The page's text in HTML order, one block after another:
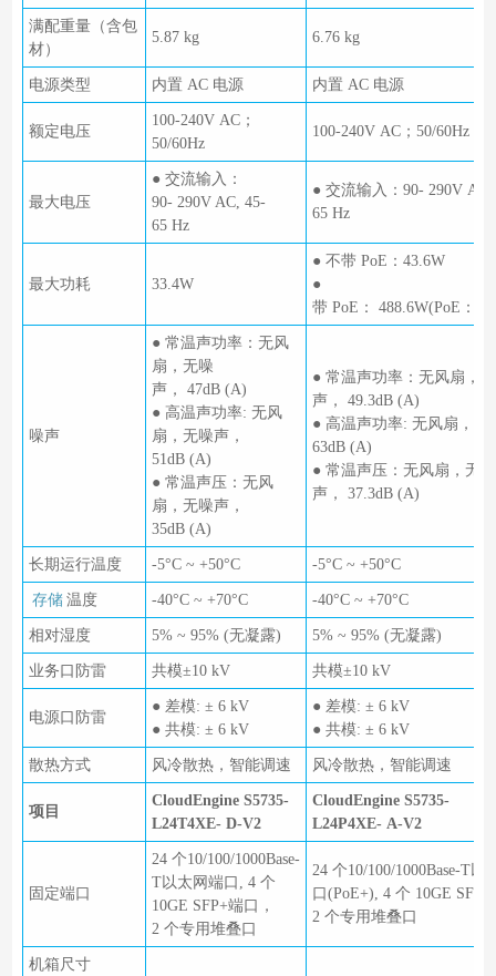
满配重量（含包
材）
5.87 kg 6.76 kg
电源类型 内置 AC 电源 内置 AC 电源
额定电压
100-240V AC；
50/60Hz
100-240V AC；50/60Hz
最大电压
● 交流输入：
90- 290V AC, 45-
65 Hz
● 交流输入：90- 290V AC,
65 Hz
最大功耗 33.4W
● 不带 PoE：43.6W
●
带 PoE： 488.6W(PoE：
噪声
● 常温声功率：无风
扇，无噪
声， 47dB (A)
● 高温声功率: 无风
扇，无噪声，
51dB (A)
● 常温声压：无风
扇，无噪声，
35dB (A)
● 常温声功率：无风扇，
声， 49.3dB (A)
● 高温声功率: 无风扇，无
63dB (A)
● 常温声压：无风扇，无噪
声， 37.3dB (A)
长期运行温度 -5°C ~ +50°C -5°C ~ +50°C
存储 温度 -40°C ~ +70°C -40°C ~ +70°C
相对湿度 5% ~ 95% (无凝露) 5% ~ 95% (无凝露)
业务口防雷 共模±10 kV 共模±10 kV
电源口防雷
● 差模: ± 6 kV
● 共模: ± 6 kV
● 差模: ± 6 kV
● 共模: ± 6 kV
散热方式 风冷散热，智能调速 风冷散热，智能调速
项目
CloudEngine S5735-
L24T4XE- D-V2
CloudEngine S5735-
L24P4XE- A-V2
固定端口
24 个10/100/1000Base-
T以太网端口, 4 个
10GE SFP+端口，
2 个专用堆叠口
24 个10/100/1000Base-T以
口(PoE+), 4 个 10GE
2 个专用堆叠口
机箱尺寸